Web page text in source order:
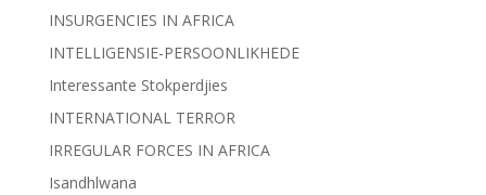
INSURGENCIES IN AFRICA
INTELLIGENSIE-PERSOONLIKHEDE
Interessante Stokperdjies
INTERNATIONAL TERROR
IRREGULAR FORCES IN AFRICA
Isandhlwana